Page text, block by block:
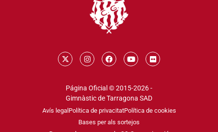
Página Oficial © 2015-2026 -
Gimnàstic de Tarragona SAD
Avís legal Política de privacitatPolítica de cookies
Bases per als sortejos